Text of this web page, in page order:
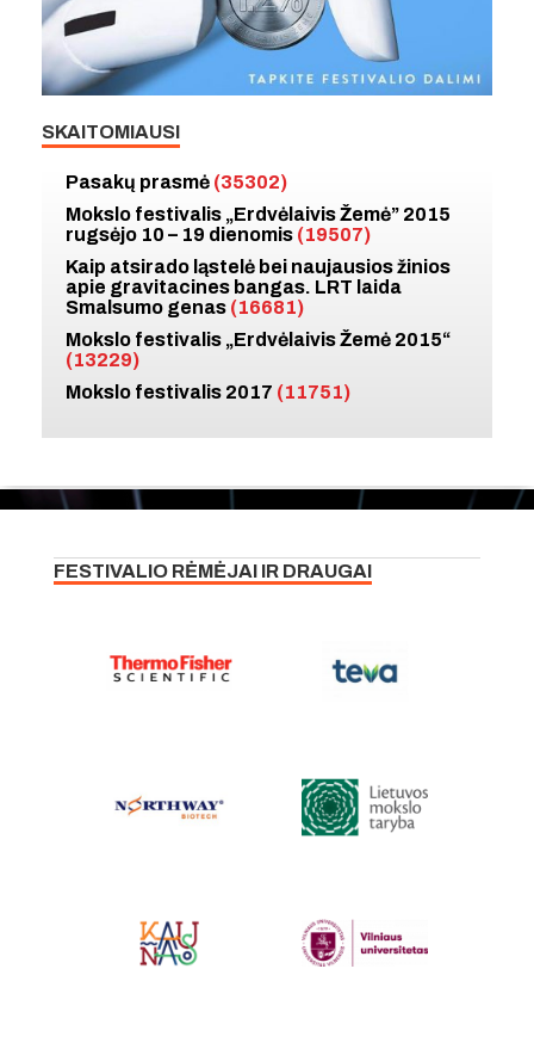
SKAITOMIAUSI
Pasakų prasmė (35302)
Mokslo festivalis „Erdvėlaivis Žemė” 2015
rugsėjo 10 – 19 dienomis (19507)
Kaip atsirado ląstelė bei naujausios žinios
apie gravitacines bangas. LRT laida
Smalsumo genas (16681)
Mokslo festivalis „Erdvėlaivis Žemė 2015“
(13229)
Mokslo festivalis 2017 (11751)
FESTIVALIO RĖMĖJAI IR DRAUGAI